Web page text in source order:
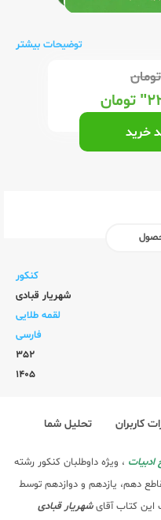
توضیحات بیشتر
تومان
خرید
کنکور
شهریار قبادی
لقمه طلایی
فارسی
352
1405
کاربران تحلیل شما
، ویژه داوطلبان کنکور رشته
دهم، یازدهم و دوازدهم توسط
کتاب آقایشهریار قبادی